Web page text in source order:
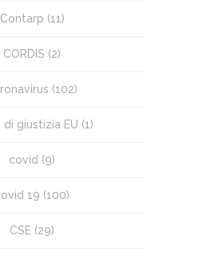
Contarp (11)
CORDIS (2)
(102)
giustizia EU (1)
covid (9)
19 (100)
CSE (29)